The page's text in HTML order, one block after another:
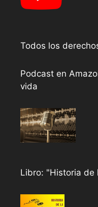
Todos los
Podcast en
vida
Libro: "Historia de